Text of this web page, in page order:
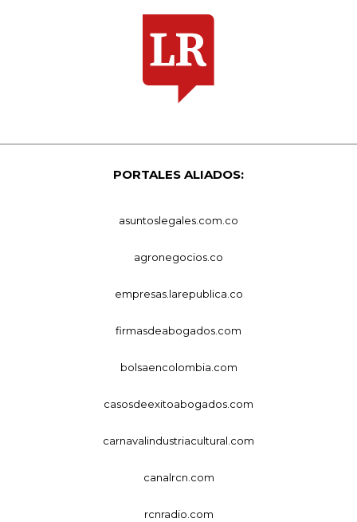
PORTALES ALIADOS:
asuntoslegales.com.co
agronegocios.co
empresas.larepublica.co
firmasdeabogados.com
bolsaencolombia.com
casosdeexitoabogados.com
carnavalindustriacultural.com
canalrcn.com
rcnradio.com